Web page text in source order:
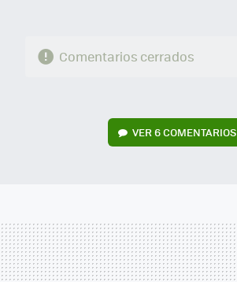
Comentarios cerrados
VER6 COMENTARIOS